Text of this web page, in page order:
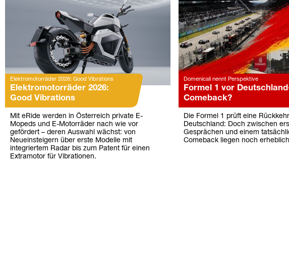
Elektromotorräder 2026: Good Vibrations
Elektromotorräder 2026:
Good Vibrations
Mit eRide werden in Österreich private E-
Mopeds und E-Motorräder nach wie vor
gefördert – deren Auswahl wächst: von
Neueinsteigern über erste Modelle mit
integriertem Radar bis zum Patent für einen
Extramotor für Vibrationen.
Domenicali nennt Perspektive
Formel 1 vor
Comeback?
Die Formel 1 prüft eine
Deutschland: Doch zwischen
Gesprächen und einem
Comeback liegen noch